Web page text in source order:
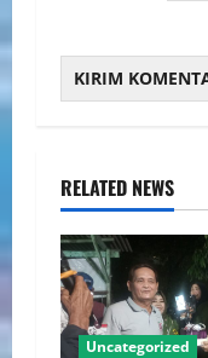
RELATED NEWS
Uncategorized